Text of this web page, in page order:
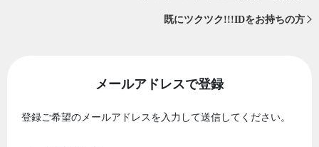
既にツクツク!!!IDをお持ちの方
メールアドレスで登録
登録ご希望のメールアドレスを入力して送信してください。